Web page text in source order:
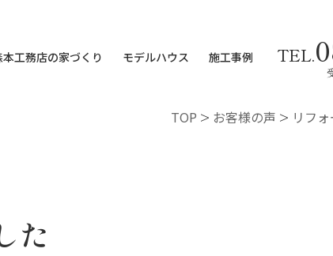
本工務店の家づくり モデルハウス 施工事例 TEL.
TOP > お客様の声 > リフ
た